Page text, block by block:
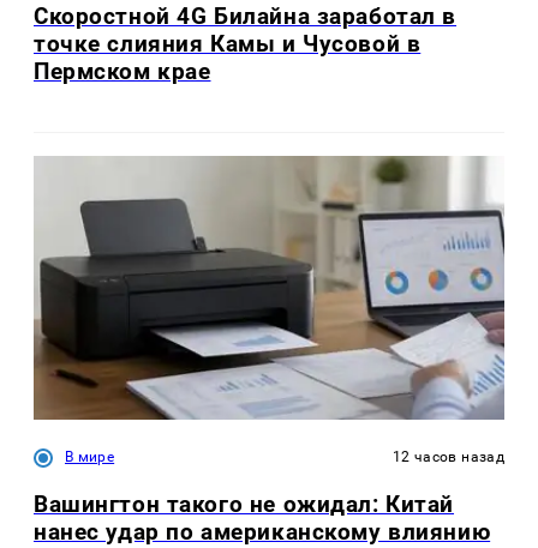
Скоростной 4G Билайна заработал в
точке слияния Камы и Чусовой в
Пермском крае
В мире 12 часов назад
Вашингтон такого не ожидал: Китай
нанес удар по американскому влиянию